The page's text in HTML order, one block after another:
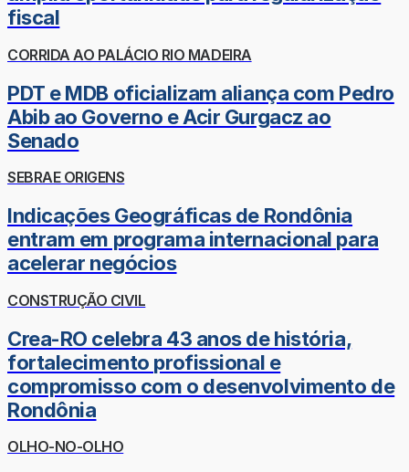
fiscal
CORRIDA AO PALÁCIO RIO MADEIRA
PDT e MDB oficializam aliança com Pedro
Abib ao Governo e Acir Gurgacz ao
Senado
SEBRAE ORIGENS
Indicações Geográficas de Rondônia
entram em programa internacional para
acelerar negócios
CONSTRUÇÃO CIVIL
Crea-RO celebra 43 anos de história,
fortalecimento profissional e
compromisso com o desenvolvimento de
Rondônia
OLHO-NO-OLHO